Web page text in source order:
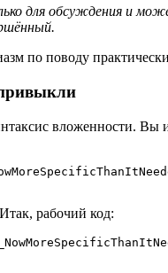
для обсуждения и
по поводу
вложенности. Вы
рабочий код: